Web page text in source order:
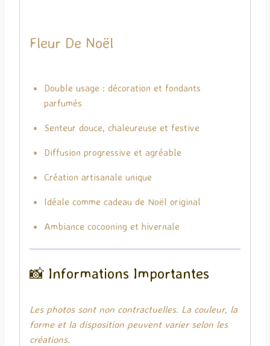
Fleur De Noël
Double usage : décoration et fondants
parfumés
Senteur douce, chaleureuse et festive
Diffusion progressive et agréable
Création artisanale unique
Idéale comme cadeau de Noël original
Ambiance cocooning et hivernale
📸 Informations Importantes
Les photos sont non contractuelles. La couleur, la
forme et la disposition peuvent varier selon les
créations.